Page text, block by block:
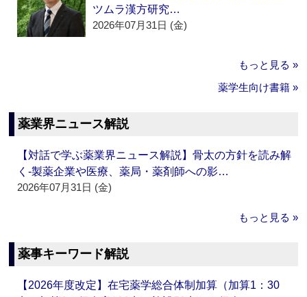
ツムラ漢方研究…
2026年07月31日 (金)
もっと見る »
薬学生向け書籍 »
薬業界ニュース解説
【対話で学ぶ薬業界ニュース解説】骨太の方針を読み解
く‐製薬企業や医療、薬局・薬剤師への影…
2026年07月31日 (金)
もっと見る »
薬事キーワード解説
【2026年度改定】在宅薬学総合体制加算（加算1：30